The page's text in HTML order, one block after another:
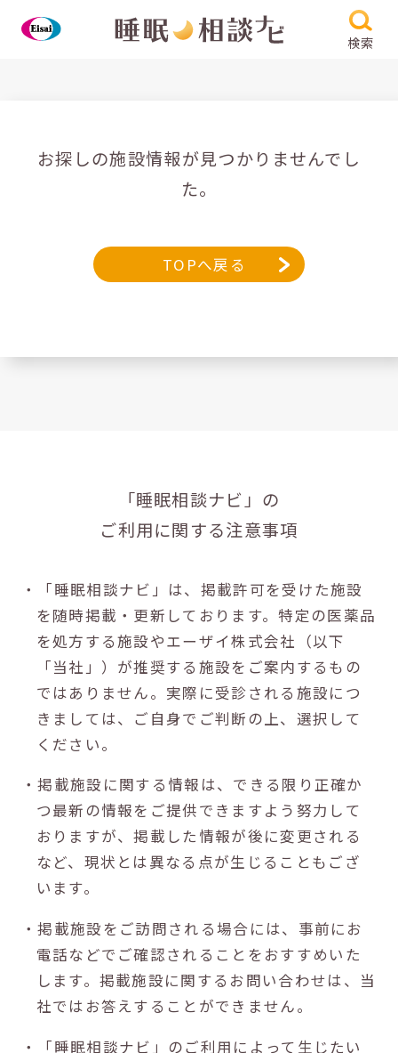
検索
お探しの施設情報が見つかりませんでし
た。
TOPへ戻る
「睡眠相談ナビ」の
ご利用に関する注意事項
・「睡眠相談ナビ」は、掲載許可を受けた施設
を随時掲載・更新しております。特定の医薬品
を処方する施設やエーザイ株式会社（以下
「当社」）が推奨する施設をご案内するもの
ではありません。実際に受診される施設につ
きましては、ご自身でご判断の上、選択して
ください。
・掲載施設に関する情報は、できる限り正確か
つ最新の情報をご提供できますよう努力して
おりますが、掲載した情報が後に変更される
など、現状とは異なる点が生じることもござ
います。
・掲載施設をご訪問される場合には、事前にお
電話などでご確認されることをおすすめいた
します。掲載施設に関するお問い合わせは、当
社ではお答えすることができません。
・「睡眠相談ナビ」のご利用によって生じたい